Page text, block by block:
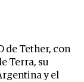
de Tether, con
Terra, su
y el